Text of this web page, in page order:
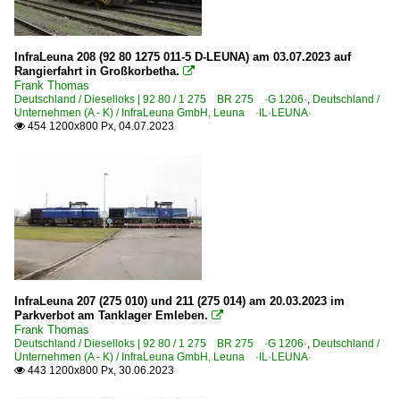
InfraLeuna 208 (92 80 1275 011-5 D-LEUNA) am 03.07.2023 auf
Rangierfahrt in Großkorbetha. 
Frank Thomas
Deutschland / Dieselloks | 92 80 / 1 275 BR 275 ·G 1206·, Deutschland /
Unternehmen (A - K) / InfraLeuna GmbH, Leuna ·IL·LEUNA·
 454 1200x800 Px, 04.07.2023
InfraLeuna 207 (275 010) und 211 (275 014) am 20.03.2023 im
Parkverbot am Tanklager Emleben. 
Frank Thomas
Deutschland / Dieselloks | 92 80 / 1 275 BR 275 ·G 1206·, Deutschland /
Unternehmen (A - K) / InfraLeuna GmbH, Leuna ·IL·LEUNA·
 443 1200x800 Px, 30.06.2023